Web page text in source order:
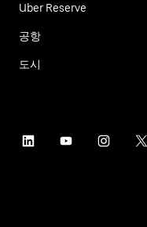
Uber Reserve
공항
도시